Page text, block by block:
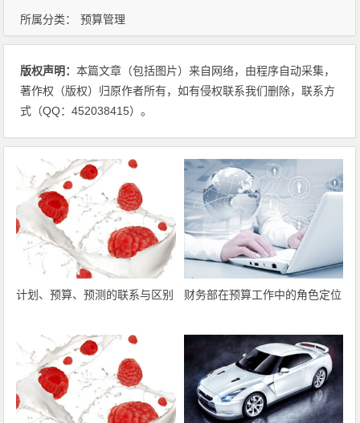
所属分类： 预算管理
版权声明：本篇文章（包括图片）来自网络，由程序自动采集，
著作权（版权）归原作者所有，如有侵权联系我们删除，联系方
式（QQ：452038415）。
计划、预算、预测的联系与区别 财务部在预算工作中的角色定位